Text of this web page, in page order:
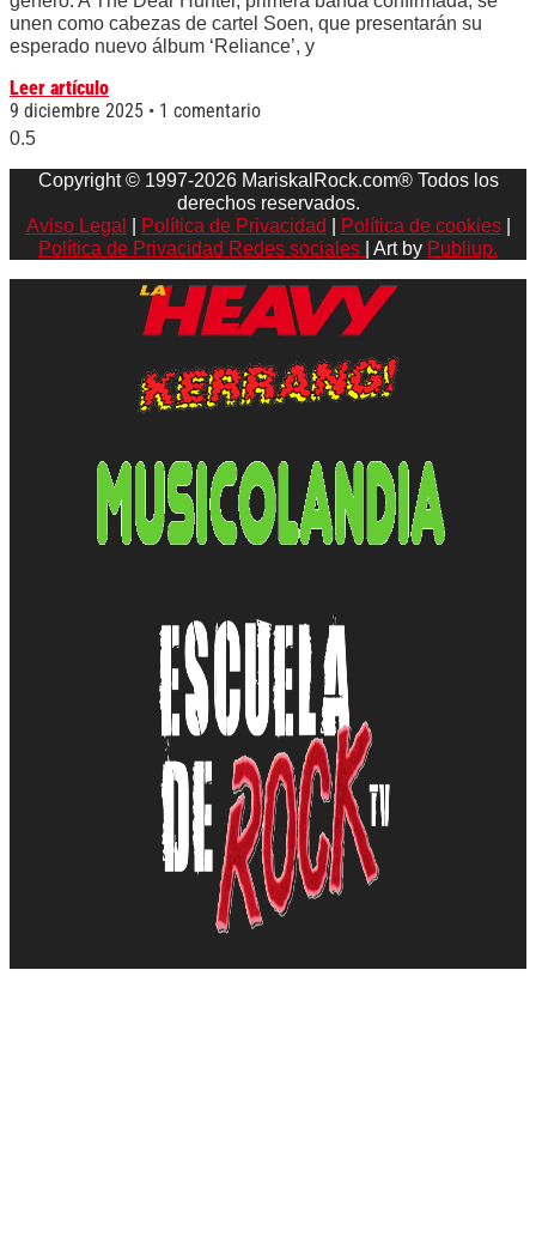
unen como cabezas de cartel Soen, que presentarán su
esperado nuevo álbum ‘Reliance’, y
Leer artículo
9 diciembre 2025
1 comentario
Copyright © 1997-2026 MariskalRock.com® Todos los
derechos reservados.
Aviso Legal
Política de Privacidad Política de cookies|
Política de Privacidad Redes sociales
| Art by Publiup.